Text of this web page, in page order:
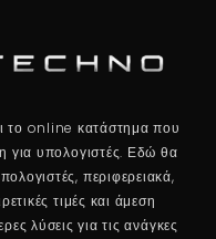
το online κατάστημα που
για υπολογιστές. Εδώ θα
περιφερειακά,
τιμές και άμεση
λύσεις για τις ανάγκες